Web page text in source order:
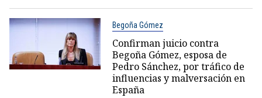
Begoña Gómez
Confirman juicio contra
Begoña Gómez, esposa de
Pedro Sánchez, por tráfico de
influencias y malversación en
España